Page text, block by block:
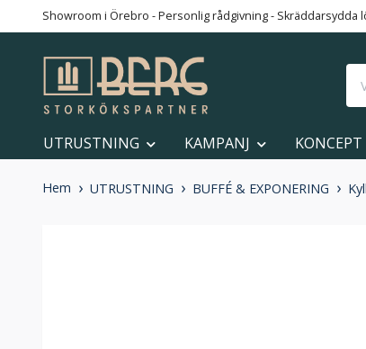
Showroom i Örebro - Personlig rådgivning -
UTRUSTNING KAMPANJ KONCEPT
Hem UTRUSTNING BUFFÉ & EXPONERING